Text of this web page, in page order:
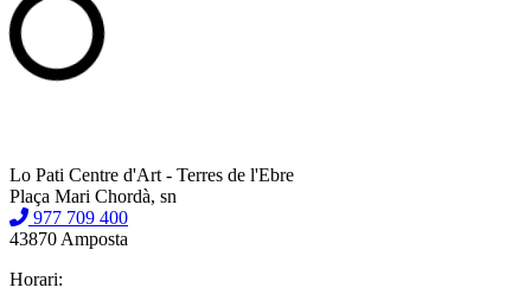
Lo Pati Centre d'Art - Terres de l'Ebre
Plaça Mari Chordà, sn
977 709 400
43870 Amposta
Horari: